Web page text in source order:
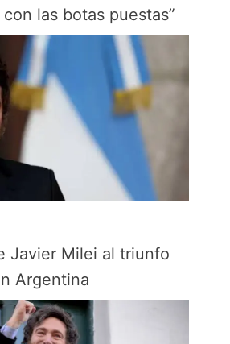
las botas puestas”
Javier Milei al triunfo
Argentina